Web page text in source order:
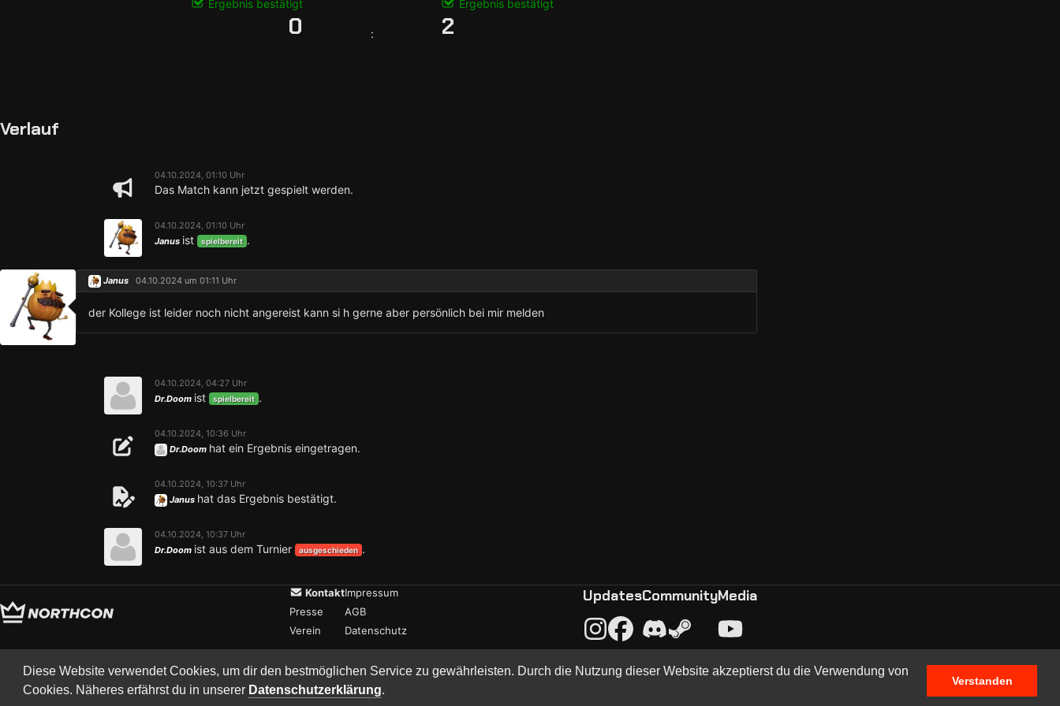
Diese Website verwendet Cookies, um dir den bestmöglichen Service zu gewährleisten. Durch die Nutzung dieser Website akzeptierst du die Verwendung von
Cookies. Näheres erfährst du in unserer Datenschutzerklärung.
Verstanden
Ergebnis bestätigt Ergebnis bestätigt
0 : 2
Verlauf
04.10.2024, 01:10 Uhr
Das Match kann jetzt gespielt werden.
04.10.2024, 01:10 Uhr
Janus ist spielbereit .
Janus 04.10.2024 um 01:11 Uhr
der Kollege ist leider noch nicht angereist kann si h gerne aber persönlich bei mir melden
04.10.2024, 04:27 Uhr
Dr.Doom ist spielbereit .
04.10.2024, 10:36 Uhr
Dr.Doom hat ein Ergebnis eingetragen.
04.10.2024, 10:37 Uhr
Janus hat das Ergebnis bestätigt.
04.10.2024, 10:37 Uhr
Dr.Doom ist aus dem Turnier ausgeschieden .
Kontakt
Presse
Verein
Impressum
AGB
Datenschutz
UpdatesCommunityMedia
Copyright © 2017–2026 Team NorthCon
·Built with